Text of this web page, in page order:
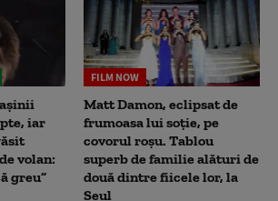
iar
volan:
greu”
FILM NOW
Matt Damon, eclipsat de
frumoasa lui soție, pe
covorul roșu. Tablou
superb de familie alături de
două dintre fiicele lor, la
Seul